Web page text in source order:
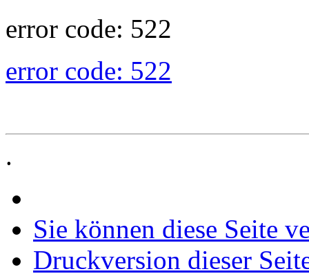
error code: 522
error code: 522
.
Sie können diese Seite
Druckversion dieser